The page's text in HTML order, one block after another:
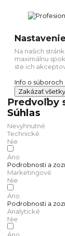
Na našich
maximálnu
ste ich
Info o
Zakázať všetky
Predvoľby
Súhlas
Nevyhnutné
Technické
Nie
Áno
Podrobnosti a
Marketingové
Nie
Áno
Podrobnosti a
Analytické
Nie
Áno